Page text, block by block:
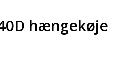
hængekøje